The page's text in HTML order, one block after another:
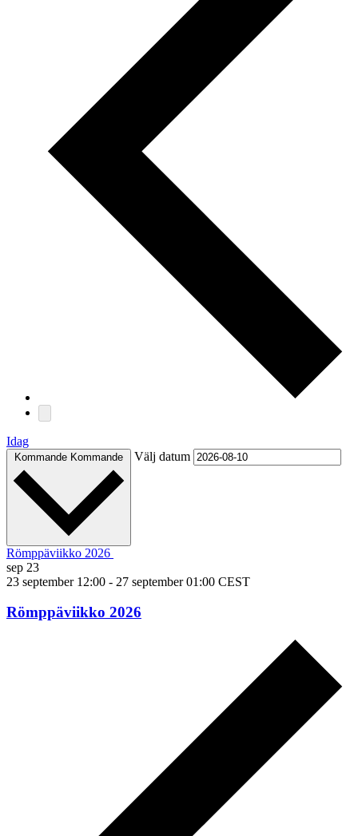
Idag
Kommande Kommande Välj datum
Römppäviikko 2026
sep 23
23 september 12:00 - 27 september 01:00 CEST
Römppäviikko 2026